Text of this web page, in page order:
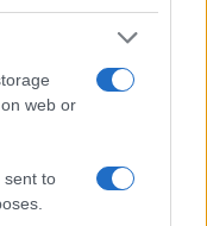
web or
sent to
Segnala